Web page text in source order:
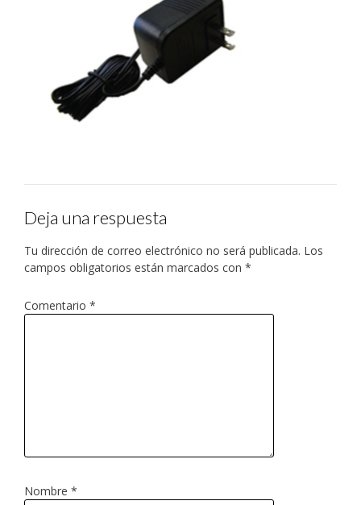
Deja una respuesta
Tu dirección de correo electrónico no será publicada. Los
campos obligatorios están marcados con *
Comentario *
Nombre *